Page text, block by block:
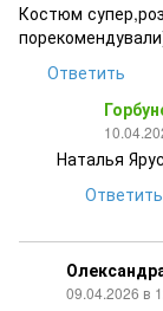
Костюм
Ответить
Наталья
Ответить
09.04.2026 в